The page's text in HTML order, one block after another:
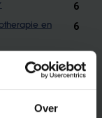
Over
6
en
6
10